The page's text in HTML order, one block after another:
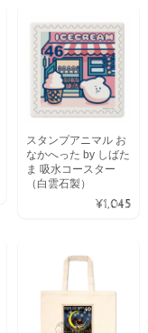
スタンプアニマル お
なかへった by しばた
ま 吸水コースター
（白雲石製）
¥1,045